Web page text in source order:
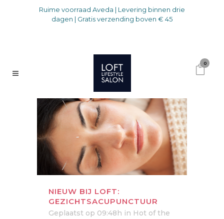
Ruime voorraad Aveda | Levering binnen drie
dagen | Gratis verzending boven € 45
0
NIEUW BIJ LOFT:
GEZICHTSACUPUNCTUUR
Geplaatst op 09:48h in Hot of the